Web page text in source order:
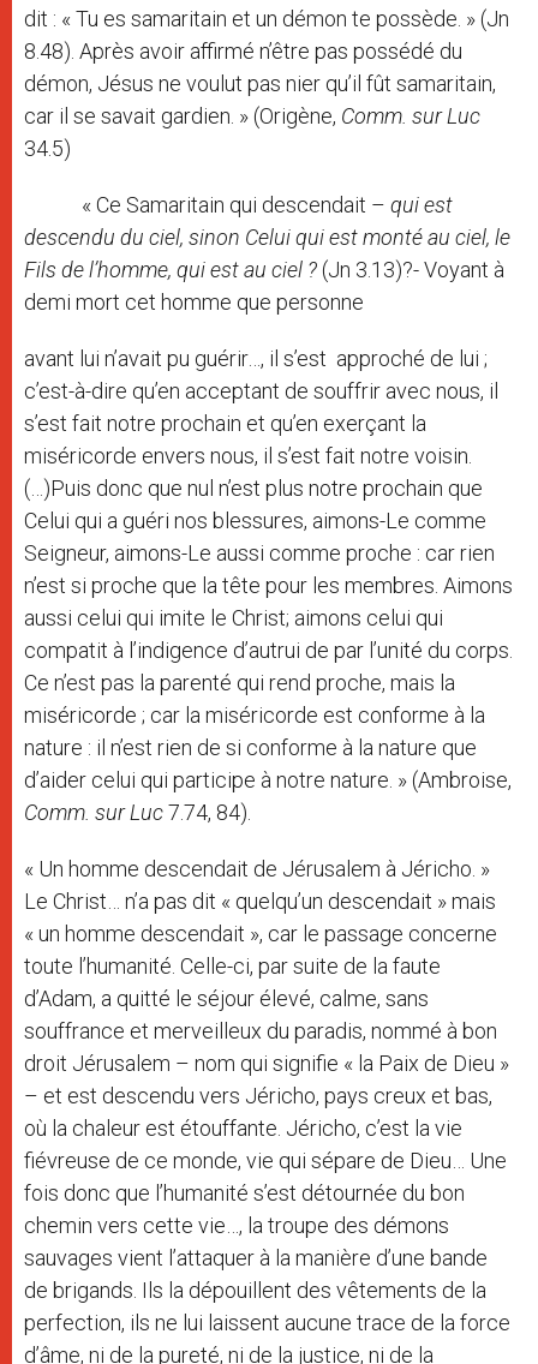
dit : « Tu es samaritain et un démon te possède. » (Jn
8.48). Après avoir affirmé n’être pas possédé du
démon, Jésus ne voulut pas nier qu’il fût samaritain,
car il se savait gardien. » (Origène, Comm. sur Luc
34.5)
« Ce Samaritain qui descendait – qui est
descendu du ciel, sinon Celui qui est monté au ciel, le
Fils de l’homme, qui est au ciel ? (Jn 3.13)?- Voyant à
demi mort cet homme que personne
avant lui n’avait pu guérir…, il s’est approché de lui ;
c’est-à-dire qu’en acceptant de souffrir avec nous, il
s’est fait notre prochain et qu’en exerçant la
miséricorde envers nous, il s’est fait notre voisin.
(…)Puis donc que nul n’est plus notre prochain que
Celui qui a guéri nos blessures, aimons-Le comme
Seigneur, aimons-Le aussi comme proche : car rien
n’est si proche que la tête pour les membres. Aimons
aussi celui qui imite le Christ; aimons celui qui
compatit à l’indigence d’autrui de par l’unité du corps.
Ce n’est pas la parenté qui rend proche, mais la
miséricorde ; car la miséricorde est conforme à la
nature : il n’est rien de si conforme à la nature que
d’aider celui qui participe à notre nature. » (Ambroise,
Comm. sur Luc7.74, 84).
« Un homme descendait de Jérusalem à Jéricho. »
Le Christ… n’a pas dit « quelqu’un descendait » mais
« un homme descendait », car le passage concerne
toute l’humanité. Celle-ci, par suite de la faute
d’Adam, a quitté le séjour élevé, calme, sans
souffrance et merveilleux du paradis, nommé à bon
droit Jérusalem – nom qui signifie « la Paix de Dieu »
– et est descendu vers Jéricho, pays creux et bas,
où la chaleur est étouffante. Jéricho, c’est la vie
fiévreuse de ce monde, vie qui sépare de Dieu… Une
fois donc que l’humanité s’est détournée du bon
chemin vers cette vie…, la troupe des démons
sauvages vient l’attaquer à la manière d’une bande
de brigands. Ils la dépouillent des vêtements de la
perfection, ils ne lui laissent aucune trace de la force
d’âme, ni de la pureté, ni de la justice, ni de la